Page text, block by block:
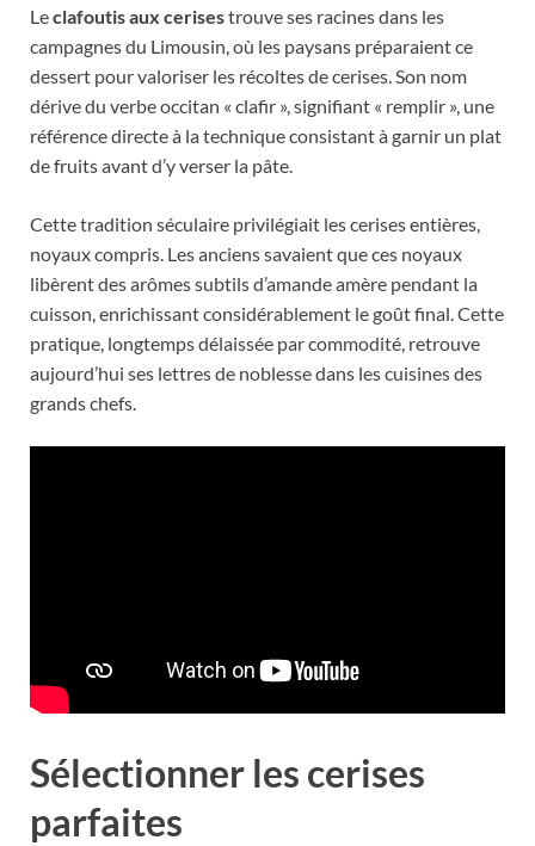
Leclafoutis aux cerisestrouve ses racines dans les
campagnes du Limousin, où les paysans préparaient ce
dessert pour valoriser les récoltes de cerises. Son nom
dérive du verbe occitan « clafir », signifiant « remplir », une
référence directe à la technique consistant à garnir un plat
de fruits avant d’y verser la pâte.
Cette tradition séculaire privilégiait les cerises entières,
noyaux compris. Les anciens savaient que ces noyaux
libèrent des arômes subtils d’amande amère pendant la
cuisson, enrichissant considérablement le goût final. Cette
pratique, longtemps délaissée par commodité, retrouve
aujourd’hui ses lettres de noblesse dans les cuisines des
grands chefs.
Sélectionner les cerises
parfaites